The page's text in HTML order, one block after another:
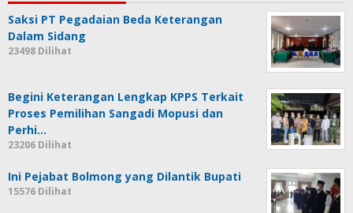
Saksi PT Pegadaian Beda Keterangan
Dalam Sidang
23498 Dilihat
Begini Keterangan Lengkap KPPS Terkait
Proses Pemilihan Sangadi Mopusi dan
Perhi…
23206 Dilihat
Ini Pejabat Bolmong yang Dilantik Bupati
15576 Dilihat